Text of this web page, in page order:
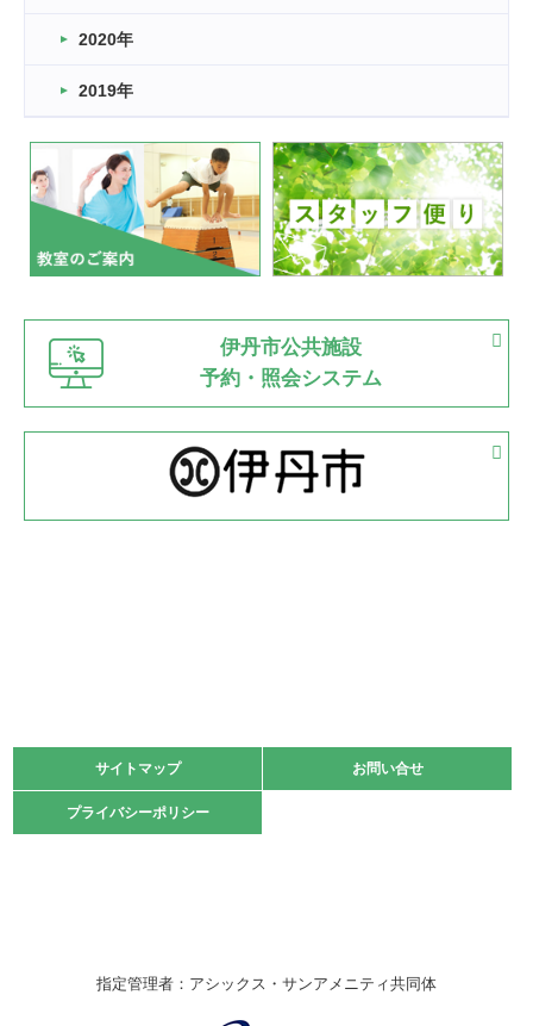
2022.11.03
緑ケ丘体育館
いたっぼーる大会☆彡
緑ケ丘体育館
2022.07.03
市内総合体育大会が開始
緑ケ丘体育館 猪名川運動広場
古池運動広場
2022.06.12
県知事杯争奪バレーボール大会が開催
緑ケ丘体育館
2022.05.05
体育協会長杯 バドミントン競技の部
2022.05.22
緑ケ丘体育館
2021.10.23
卓球選手権大会ラージボールの部開催☆
伊丹市総合体育大会 バレーボール大会が開催されました
2020年
2019年
伊丹市公共施設
予約・照会システム
サイトマップ お問い合せ
プライバシーポリシー
サイトマップ お問い合せ
プライバシーポリシー
指定管理者：アシックス・サンアメニティ共同体